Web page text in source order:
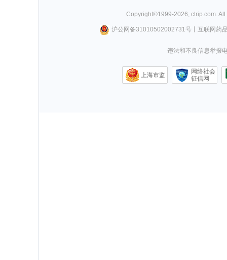
Copyright©1999-2026 ctrip.com .
沪公网备31010502002731号丨 互联网药
违法和不良信息举报
上海市监
网络社会
征信网